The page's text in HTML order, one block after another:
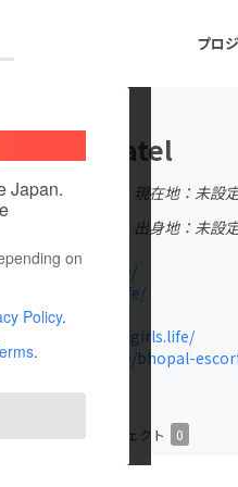
プロ
ト 注目のリターン
ジェット
書籍・
域活性化
Japan.
on
Policy.
.
Aasta Patel
在住国：日本
現在地：未設
出身地：未設
kanica.life/
rihaana.life/
piuji.in/
indorecallgirls.life/
kanica.life/bhopal-
投稿した プロジェクト 0